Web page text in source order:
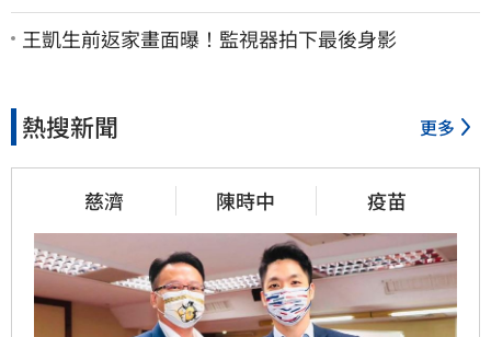
棄
王凱生前返家畫面曝！監視器拍下最後身影
熱搜新聞 更多
慈濟 陳時中 疫苗